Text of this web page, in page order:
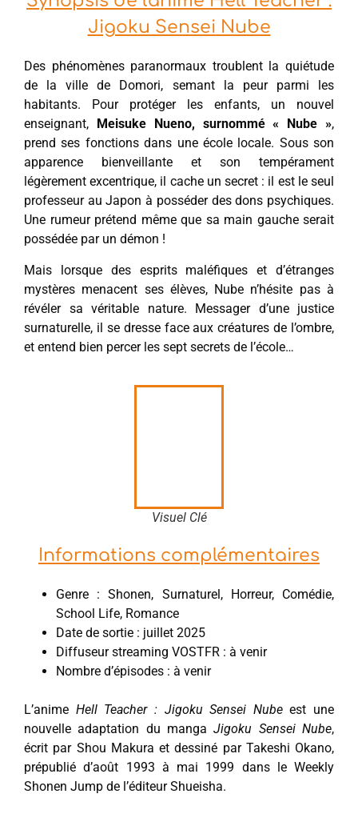
Jigoku Sensei Nube
Des phénomènes paranormaux troublent la quiétude
de la ville de Domori, semant la peur parmi les
habitants. Pour protéger les enfants, un nouvel
enseignant, Meisuke Nueno, surnommé « Nube »,
prend ses fonctions dans une école locale. Sous son
apparence bienveillante et son tempérament
légèrement excentrique, il cache un secret : il est le seul
professeur au Japon à posséder des dons psychiques.
Une rumeur prétend même que sa main gauche serait
possédée par un démon !
Mais lorsque des esprits maléfiques et d’étranges
mystères menacent ses élèves, Nube n’hésite pas à
révéler sa véritable nature. Messager d’une justice
surnaturelle, il se dresse face aux créatures de l’ombre,
et entend bien percer les sept secrets de l’école…
Visuel Clé
Informations complémentaires
Genre : Shonen, Surnaturel, Horreur, Comédie,
School Life, Romance
Date de sortie : juillet 2025
Diffuseur streaming VOSTFR : à venir
Nombre d’épisodes : à venir
L’anime Hell Teacher : Jigoku Sensei Nubeest une
nouvelle adaptation du mangaJigoku Sensei Nube,
écrit par Shou Makura et dessiné par Takeshi Okano,
prépublié d’août 1993 à mai 1999 dans le Weekly
Shonen Jump de l’éditeur Shueisha.